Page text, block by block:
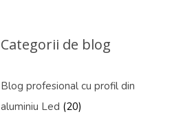
Categorii de blog
Blog profesional cu profil din
aluminiu Led (20)